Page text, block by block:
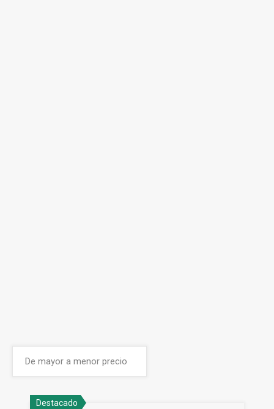
Destacado